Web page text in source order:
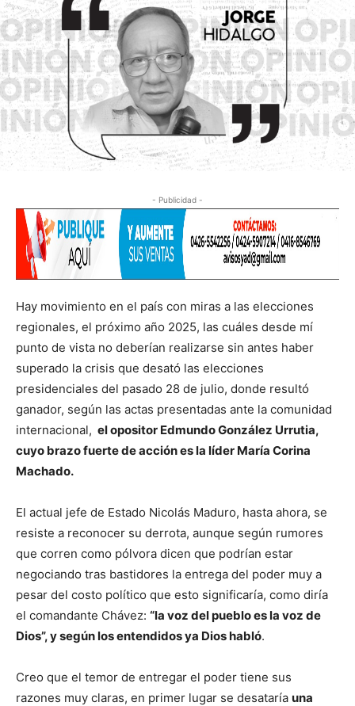
- Publicidad -
Hay movimiento en el país con miras a las elecciones
regionales, el próximo año 2025, las cuáles desde mí
punto de vista no deberían realizarse sin antes haber
superado la crisis que desató las elecciones
presidenciales del pasado 28 de julio, donde resultó
ganador, según las actas presentadas ante la comunidad
internacional, el opositor Edmundo González Urrutia,
cuyo brazo fuerte de acción es la líder María Corina
Machado.
El actual jefe de Estado Nicolás Maduro, hasta ahora, se
resiste a reconocer su derrota, aunque según rumores
que corren como pólvora dicen que podrían estar
negociando tras bastidores la entrega del poder muy a
pesar del costo político que esto significaría, como diría
el comandante Chávez: “la voz del pueblo es la voz de
Dios”, y según los entendidos ya Dios habló.
Creo que el temor de entregar el poder tiene sus
razones muy claras, en primer lugar se desataría una